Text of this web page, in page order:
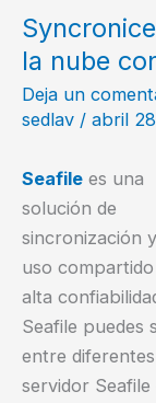
NetBSD
la nube
Deja un
sedlav / abril
Seafile es una
solución de
sincronización y
uso
alta
Seafile
entre
servidor